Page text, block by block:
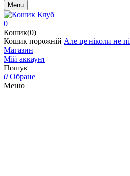
Menu
0
Кошик(0)
Кошик порожній Але це ніколи не
Магазин
Мій аккаунт
Пошук
0 Обране
Меню